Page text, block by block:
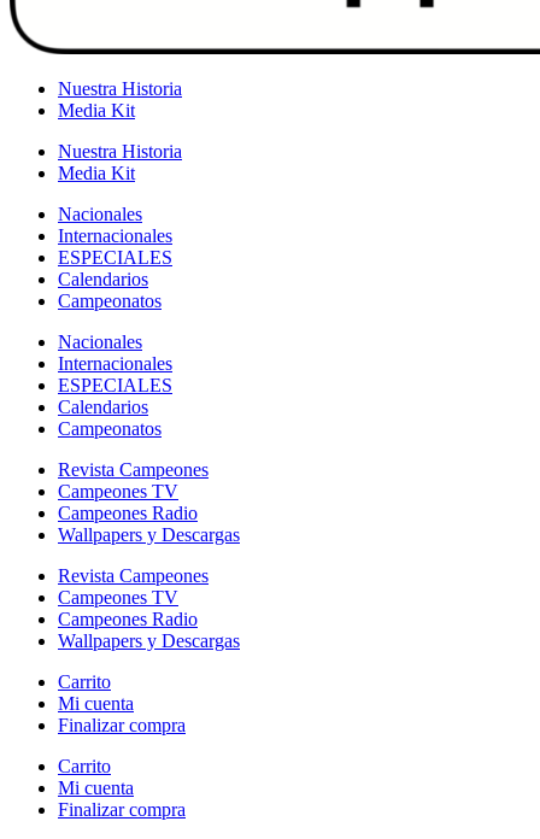
Nuestra Historia
Media Kit
Nuestra Historia
Media Kit
Nacionales
Internacionales
ESPECIALES
Calendarios
Campeonatos
Nacionales
Internacionales
ESPECIALES
Calendarios
Campeonatos
Revista Campeones
Campeones TV
Campeones Radio
Wallpapers y Descargas
Revista Campeones
Campeones TV
Campeones Radio
Wallpapers y Descargas
Carrito
Mi cuenta
Finalizar compra
Carrito
Mi cuenta
Finalizar compra